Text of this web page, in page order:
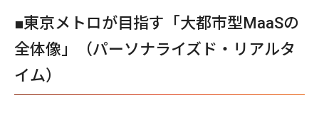
■東京メトロが目指す「大都市型MaaSの
全体像」（パーソナライズド・リアルタ
イム）